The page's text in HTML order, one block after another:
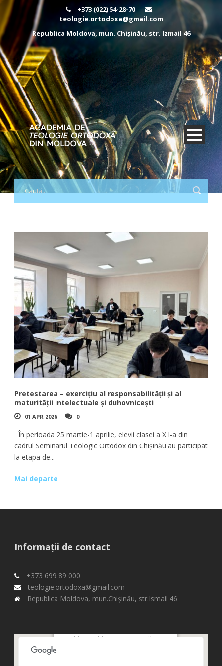
+373 (022) 54-28-70
teologie.ortodoxa@gmail.com
Republica Moldova, mun. Chișinău, str. Izmail 46
Pretestarea – exercițiu al responsabilității și al
maturității intelectuale și duhovnicești
01 APR 2026 0
În perioada 25 martie-1 aprilie, elevii clasei a XII-a din
cadrul Seminarul Teologic Ortodox din Chișinău au participat
la etapa de...
Mai departe
Informații de contact
+373 699 89 000
teologie.ortodoxa@gmail.com
Republica Moldova, mun.Chişinău, str.Ismail 46
Republica Moldova, mun.Chişinău,